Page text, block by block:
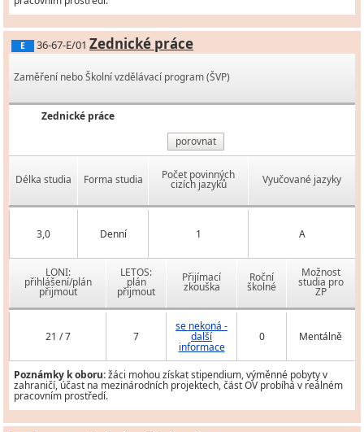
E 36-67-E/01 Zednické práce
Zaměření nebo Školní vzdělávací program (ŠVP)
Zednické práce
porovnat
Délka studia Forma studia Počet povinných
cizích jazyků Vyučované jazyky
3,0 Denní 1 A
LONI:
přihlášení/plán
přijmout
LETOS:
plán
přijmout
Přijímací
zkouška
Roční
školné
Možnost
studia pro
ZP
21 / 7 7
se nekoná -
další
informace
0 Mentálně
Poznámky k oboru:žáci mohou získat stipendium, výměnné pobyty v
zahraničí, účast na mezinárodních projektech, část OV probíhá v reálném
pracovním prostředí.